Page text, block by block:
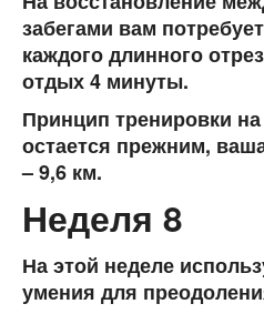
забегами вам
каждого длинного
отдых 4 минуты.
Принцип тренировки
остается прежним,
– 9,6 км.
Неделя 8
На этой неделе
умения для